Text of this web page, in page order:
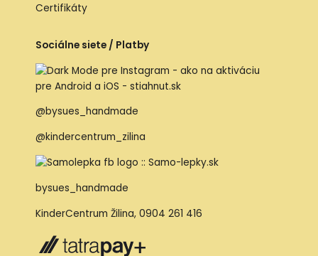
Certifikáty
Sociálne siete / Platby
@bysues_handmade
@kindercentrum_zilina
bysues_handmade
KinderCentrum Žilina, 0904 261 416